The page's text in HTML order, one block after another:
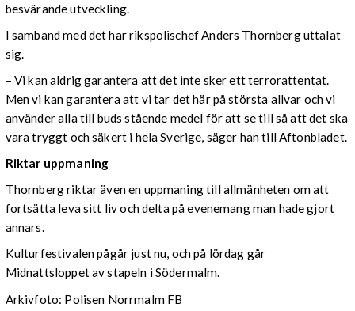
besvärande utveckling.
I samband med det har rikspolischef Anders Thornberg uttalat
sig.
– Vi kan aldrig garantera att det inte sker ett terrorattentat.
Men vi kan garantera att vi tar det här på största allvar och vi
använder alla till buds stående medel för att se till så att det ska
vara tryggt och säkert i hela Sverige, säger han till Aftonbladet.
Riktar uppmaning
Thornberg riktar även en uppmaning till allmänheten om att
fortsätta leva sitt liv och delta på evenemang man hade gjort
annars.
Kulturfestivalen pågår just nu, och på lördag går
Midnattsloppet av stapeln i Södermalm.
Arkivfoto: Polisen Norrmalm FB